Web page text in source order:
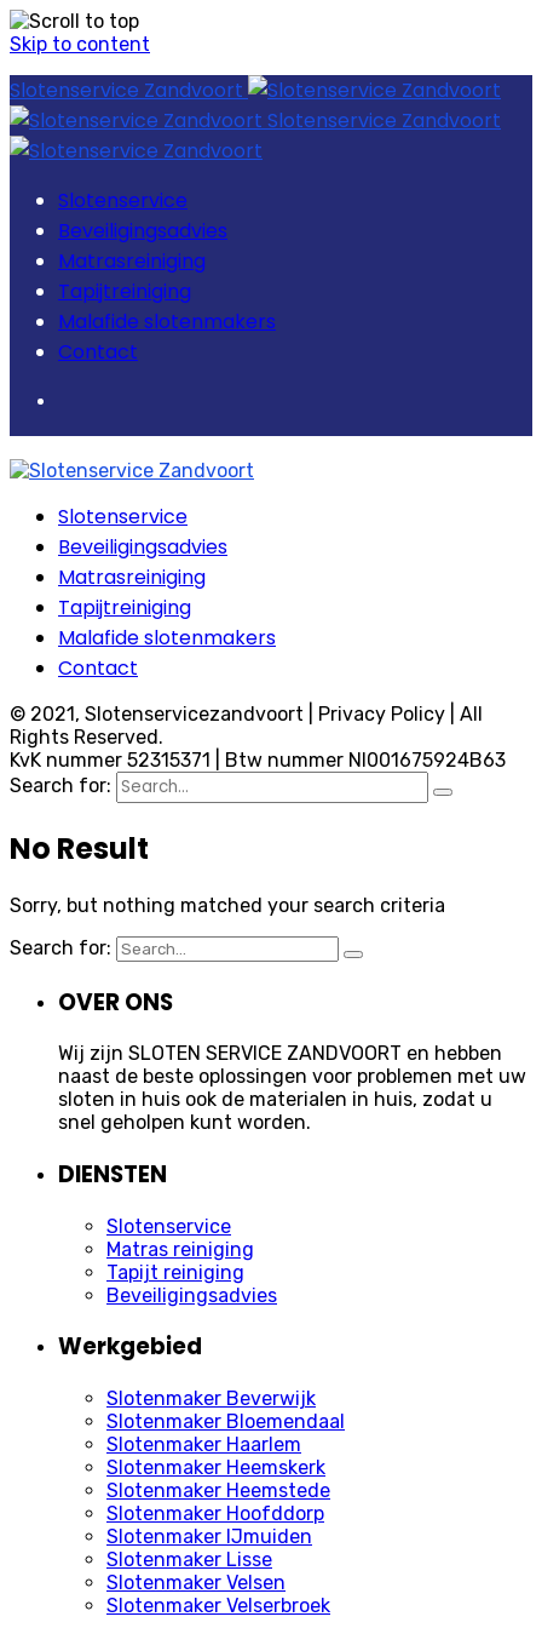
Skip to content
Slotenservice Zandvoort
Slotenservice Zandvoort
Slotenservice
Beveiligingsadvies
Matrasreiniging
Tapijtreiniging
Malafide slotenmakers
Contact
Slotenservice
Beveiligingsadvies
Matrasreiniging
Tapijtreiniging
Malafide slotenmakers
Contact
© 2021, Slotenservicezandvoort | Privacy Policy | All
Rights Reserved.
KvK nummer 52315371 | Btw nummer Nl001675924B63
Search for:
No Result
Sorry, but nothing matched your search criteria
Search for:
OVER ONS
Wij zijn SLOTEN SERVICE ZANDVOORT en hebben
naast de beste oplossingen voor problemen met uw
sloten in huis ook de materialen in huis, zodat u
snel geholpen kunt worden.
DIENSTEN
Slotenservice
Matras reiniging
Tapijt reiniging
Beveiligingsadvies
Werkgebied
Slotenmaker Beverwijk
Slotenmaker Bloemendaal
Slotenmaker Haarlem
Slotenmaker Heemskerk
Slotenmaker Heemstede
Slotenmaker Hoofddorp
Slotenmaker IJmuiden
Slotenmaker Lisse
Slotenmaker Velsen
Slotenmaker Velserbroek